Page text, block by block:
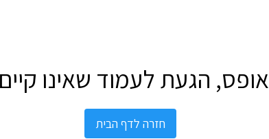
אופס, הגעת לעמוד שאינו
חזרה לדף הבית